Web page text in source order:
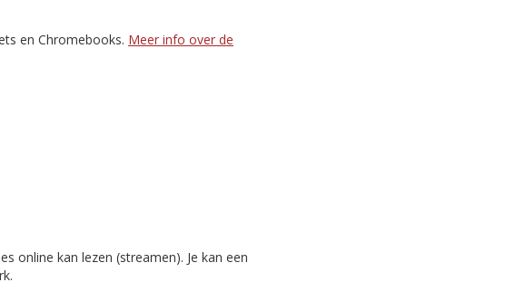
en Chromebooks. Meer info over de
online kan lezen (streamen). Je kan een